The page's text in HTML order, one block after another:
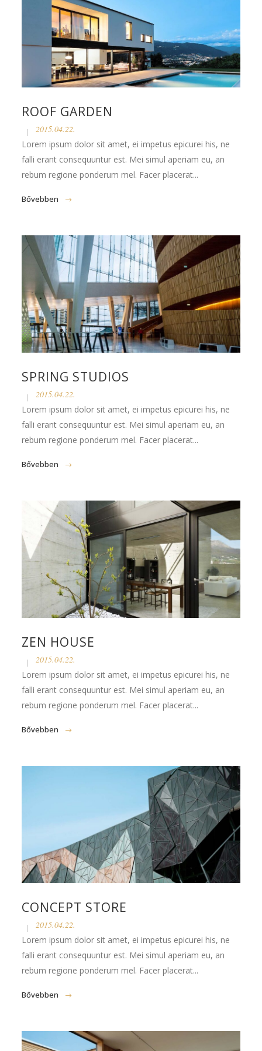
ROOF GARDEN
2015.04.22.
Lorem ipsum dolor sit amet, ei impetus epicurei his, ne
falli erant consequuntur est. Mei simul aperiam eu, an
rebum regione ponderum mel. Facer placerat...
Bővebben
SPRING STUDIOS
2015.04.22.
Lorem ipsum dolor sit amet, ei impetus epicurei his, ne
falli erant consequuntur est. Mei simul aperiam eu, an
rebum regione ponderum mel. Facer placerat...
Bővebben
ZEN HOUSE
2015.04.22.
Lorem ipsum dolor sit amet, ei impetus epicurei his, ne
falli erant consequuntur est. Mei simul aperiam eu, an
rebum regione ponderum mel. Facer placerat...
Bővebben
CONCEPT STORE
2015.04.22.
Lorem ipsum dolor sit amet, ei impetus epicurei his, ne
falli erant consequuntur est. Mei simul aperiam eu, an
rebum regione ponderum mel. Facer placerat...
Bővebben